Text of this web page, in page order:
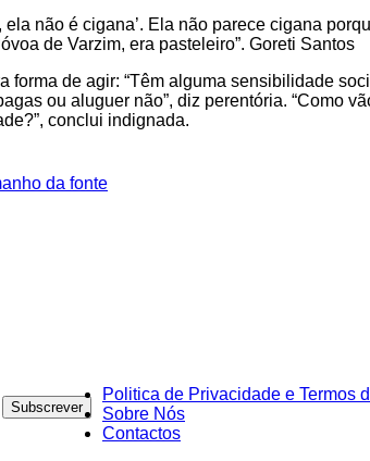
não é cigana’. Ela não parece cigana
de Varzim, era pasteleiro”. Goreti Santos
de agir: “Têm alguma sensibilidade
ou aluguer não”, diz perentória. “Como
conclui indignada.
da fonte
Politica de Privacidade e Termos
Sobre Nós
Contactos